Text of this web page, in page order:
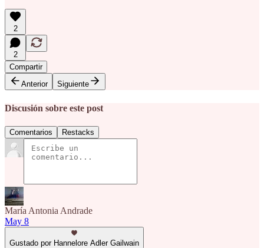
2
2
Compartir
Anterior
Siguiente
Discusión sobre este post
Comentarios Restacks
María Antonia Andrade
May 8
Gustado por Hannelore Adler Gailwain